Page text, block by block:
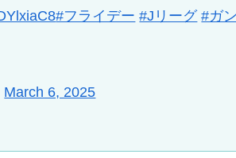
#フライデー #Jリーグ #ガ
March 6, 2025